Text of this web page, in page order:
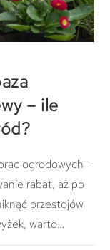
– ile
ogrodowych –
rabat, aż po
przestojów
warto…